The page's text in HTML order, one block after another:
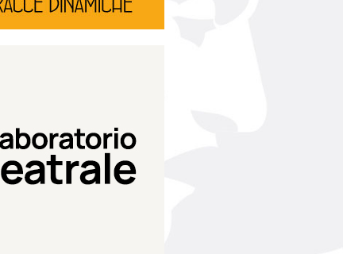
Laboratorio di teatro del
Teatro Eduardo de Filippo